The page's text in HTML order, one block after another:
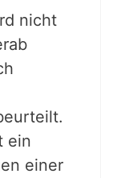
nicht
ein
einer